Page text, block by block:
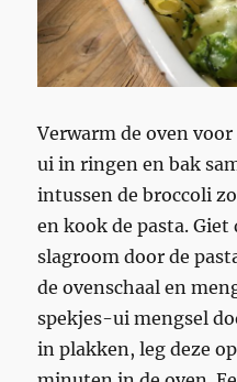
Verwarm de oven
ui in ringen en bak
intussen de broccoli
en kook de pasta. Giet
slagroom door de
de ovenschaal en
spekjes-ui mengsel
in plakken, leg deze